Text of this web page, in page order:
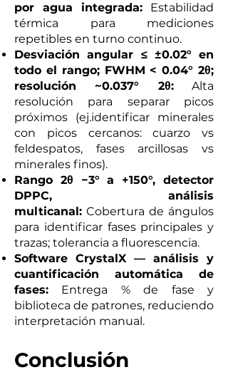
por agua integrada: Estabilidad
térmica para mediciones
repetibles en turno continuo.
Desviación angular ≤ ±0.02° en
todo el rango; FWHM < 0.04° 2θ;
resolución ~0.037° 2θ:Alta
resolución para separar picos
próximos (ej.identificar minerales
con picos cercanos: cuarzo vs
feldespatos, fases arcillosas vs
minerales finos).
Rango 2θ −3° a +150°, detector
DPPC, análisis
multicanal: Cobertura de ángulos
para identificar fases principales y
trazas; tolerancia a fluorescencia.
Software CrystalX — análisis y
cuantificación automática de
fases: Entrega % de fase y
biblioteca de patrones, reduciendo
interpretación manual.
Conclusión